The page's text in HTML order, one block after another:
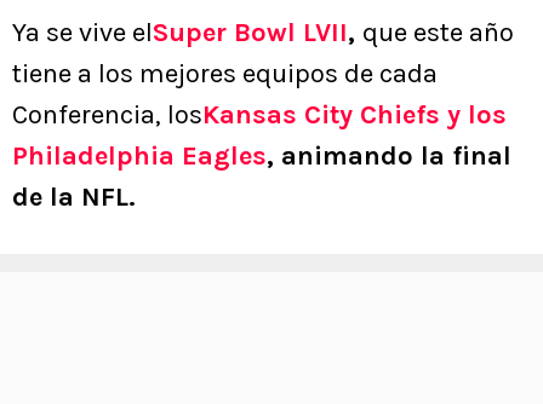
Ya se vive elSuper Bowl LVII, que este año
tiene a los mejores equipos de cada
Conferencia, losKansas City Chiefs y los
Philadelphia Eagles, animando la final
de la NFL.